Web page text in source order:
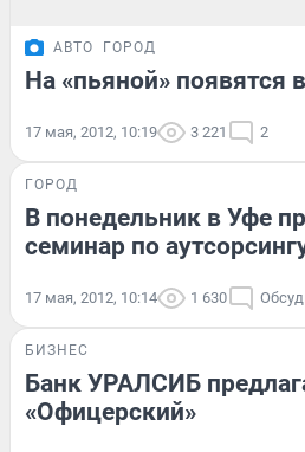
АВТО ГОРОД
На «пьяной» появятся
17 мая, 2012, 10:19 3 221 2
ГОРОД
В понедельник в Уфе
семинар по
17 мая, 2012, 10:14 1 630
БИЗНЕС
Банк УРАЛСИБ
«Офицерский»